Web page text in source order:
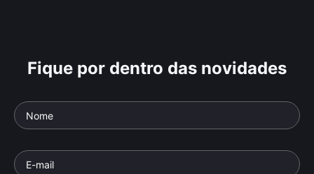
Fique por dentro das novidades